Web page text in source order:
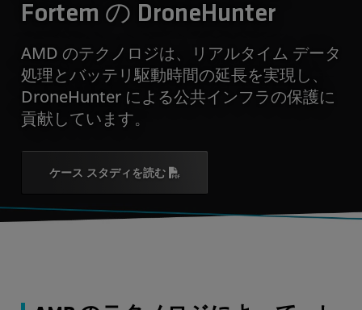
Fortem の DroneHunter
AMD のテクノロジは、リアルタイム データ
処理とバッテリ駆動時間の延長を実現し、
DroneHunter による公共インフラの保護に
貢献しています。
ケース スタディを読む